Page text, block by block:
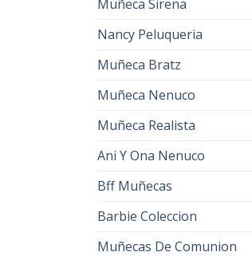
Muñeca Sirena
Nancy Peluqueria
Muñeca Bratz
Muñeca Nenuco
Muñeca Realista
Ani Y Ona Nenuco
Bff Muñecas
Barbie Coleccion
Muñecas De Comunion